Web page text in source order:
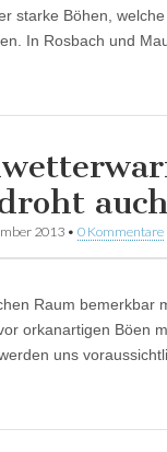
starke Böhen,
In Rosbach und
2013 • 0 Kommentare
Raum bemerkbar
orkanartigen Böen
uns